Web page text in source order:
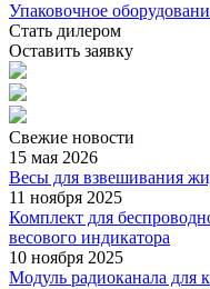
Упаковочное
Стать дилером
Оставить заявку
Свежие новости
15 мая 2026
Весы для взвешивания
11 ноября 2025
Комплект для
весового индикатора
10 ноября 2025
Модуль радиоканала для